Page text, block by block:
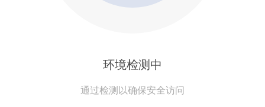
环境检测中
通过检测以确保安全访问